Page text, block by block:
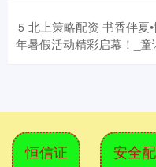
5 北上策略配资 书香伴夏
年暑假活动精彩启幕！_童
恒信证
安全配